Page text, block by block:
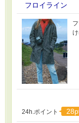
フロイライン
24h.ポイント